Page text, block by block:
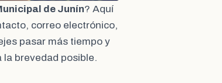
de Junín? Aquí
correo electrónico,
pasar más tiempo y
la brevedad posible.